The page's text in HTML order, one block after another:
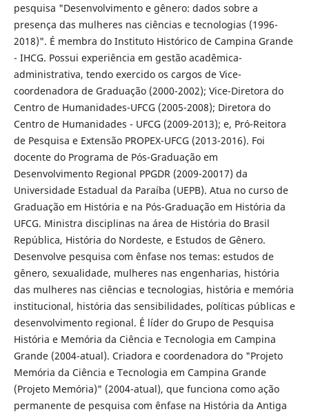
pesquisa "Desenvolvimento e gênero: dados sobre a
presença das mulheres nas ciências e tecnologias (1996-
2018)". É membra do Instituto Histórico de Campina Grande
- IHCG. Possui experiência em gestão acadêmica-
administrativa, tendo exercido os cargos de Vice-
coordenadora de Graduação (2000-2002); Vice-Diretora do
Centro de Humanidades-UFCG (2005-2008); Diretora do
Centro de Humanidades - UFCG (2009-2013); e, Pró-Reitora
de Pesquisa e Extensão PROPEX-UFCG (2013-2016). Foi
docente do Programa de Pós-Graduação em
Desenvolvimento Regional PPGDR (2009-20017) da
Universidade Estadual da Paraíba (UEPB). Atua no curso de
Graduação em História e na Pós-Graduação em História da
UFCG. Ministra disciplinas na área de História do Brasil
República, História do Nordeste, e Estudos de Gênero.
Desenvolve pesquisa com ênfase nos temas: estudos de
gênero, sexualidade, mulheres nas engenharias, história
das mulheres nas ciências e tecnologias, história e memória
institucional, história das sensibilidades, políticas públicas e
desenvolvimento regional. É líder do Grupo de Pesquisa
História e Memória da Ciência e Tecnologia em Campina
Grande (2004-atual). Criadora e coordenadora do "Projeto
Memória da Ciência e Tecnologia em Campina Grande
(Projeto Memória)" (2004-atual), que funciona como ação
permanente de pesquisa com ênfase na História da Antiga